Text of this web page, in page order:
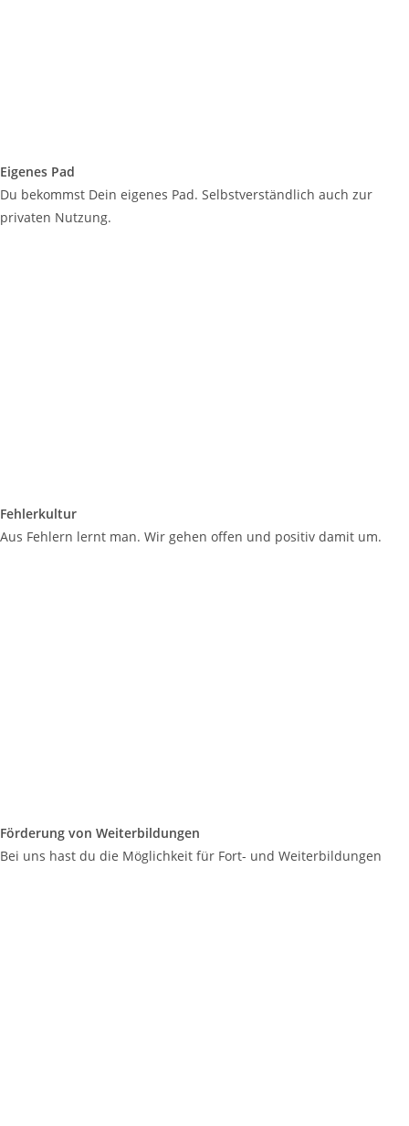
Eigenes Pad
Du bekommst Dein eigenes Pad. Selbstverständlich auch zur
privaten Nutzung.
Fehlerkultur
Aus Fehlern lernt man. Wir gehen offen und positiv damit um.
Förderung von Weiterbildungen
Bei uns hast du die Möglichkeit für Fort- und Weiterbildungen